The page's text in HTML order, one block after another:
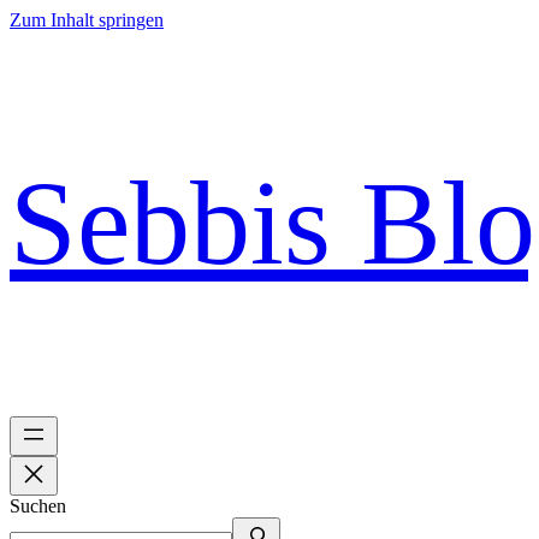
Zum Inhalt springen
Sebbis
Suchen